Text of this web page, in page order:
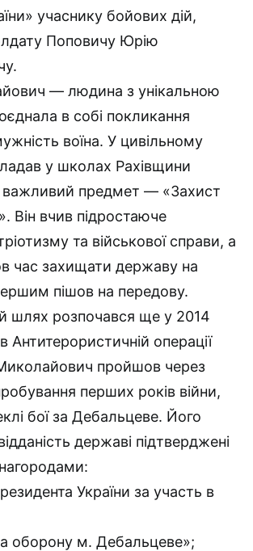
учаснику бойових дій,
Поповичу Юрію
— людина з унікальною
в собі покликання
воїна. У цивільному
у школах Рахівщини
важливий предмет — «Захист
Він вчив підростаюче
та військової справи, а
час захищати державу на
пішов на передову.
шлях розпочався ще у 2014
Антитерористичній операції
пройшов через
перших років війни,
бої за Дебальцеве. Його
державі підтверджені
України за участь в
оборону м. Дебальцеве»;